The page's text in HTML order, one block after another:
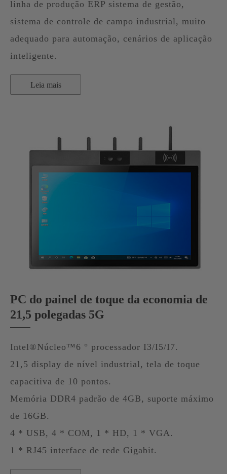
linha de produção ERP sistema de gestão,
sistema de controle de campo industrial, muito
adequado para automação, cenários de aplicação
inteligente.
Leia mais
PC do painel de toque da economia de
21,5 polegadas 5G
Intel®Núcleo™6 ° processador I3/I5/I7.
21,5 display de nível industrial, tela de toque
capacitiva de 10 pontos.
Memória DDR4 padrão de 4GB, suporte máximo
de 16GB.
4 * USB, 4 * COM, 1 * HD, 1 * VGA.
1 * RJ45 interface de rede Gigabit.